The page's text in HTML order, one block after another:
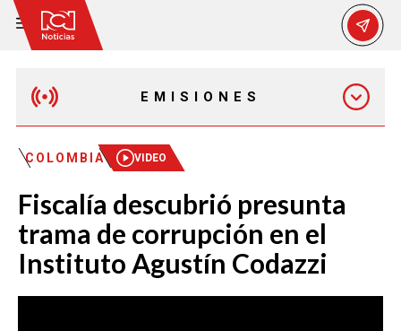
EMISIONES
MAÑANA EXPRESS
EMISIÓN 12:30 PM
EMISIÓN 7:00 PM
COLOMBIA VIDEO
Fiscalía descubrió presunta
trama de corrupción en el
Instituto Agustín Codazzi